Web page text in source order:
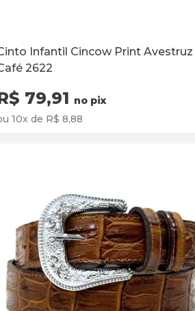
Infantil Cincow Print Avestruz
2622
79,91 no pix
10x de R$ 8,88